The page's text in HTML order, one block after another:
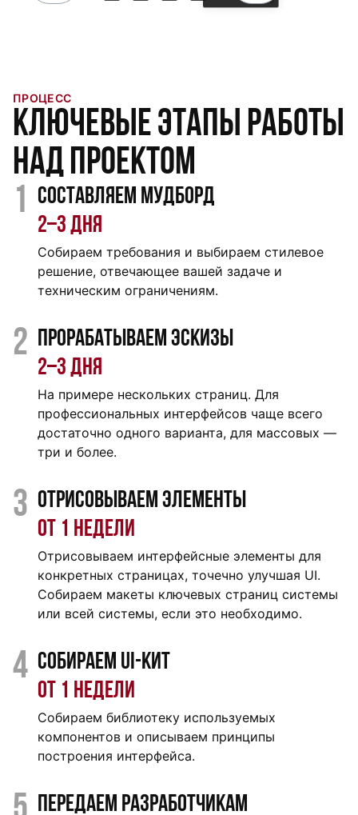
ПРОЦЕСС
Ключевые этапы работы
над проектом
1 Составляем мудборд
2‒3 дня
Собираем требования и выбираем стилевое
решение, отвечающее вашей задаче и
техническим ограничениям.
2 Прорабатываем эскизы
2‒3 дня
На примере нескольких страниц. Для
профессиональных интерфейсов чаще всего
достаточно одного варианта, для массовых —
три и более.
3 Отрисовываем элементы
От 1 недели
Отрисовываем интерфейсные элементы для
конкретных страницах, точечно улучшая UI.
Собираем макеты ключевых страниц системы
или всей системы, если это необходимо.
4 Собираем UI-кит
От 1 недели
Собираем библиотеку используемых
компонентов и описываем принципы
построения интерфейса.
Передаем разработчикам